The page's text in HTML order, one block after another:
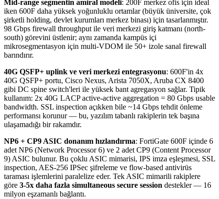
Mid-range segmentin amiral modeli: 200F merkez ofis için ideal
iken 600F daha yüksek yoğunluklu ortamlar (büyük üniversite, çok
şirketli holding, devlet kurumları merkez binası) için tasarlanmıştır.
98 Gbps firewall throughput ile veri merkezi giriş katmanı (north-
south) görevini üstlenir; aynı zamanda kampüs içi
mikrosegmentasyon için multi-VDOM ile 50+ izole sanal firewall
barındırır.
40G QSFP+ uplink ve veri merkezi entegrasyonu: 600F'in 4x
40G QSFP+ portu, Cisco Nexus, Arista 7050X, Aruba CX 8400
gibi DC spine switch'leri ile yüksek bant agregasyon sağlar. Tipik
kullanım: 2x 40G LACP active-active aggregation = 80 Gbps usable
bandwidth. SSL inspection açıkken bile ~14 Gbps tehdit önleme
performansı korunur — bu, yazılım tabanlı rakiplerin tek başına
ulaşamadığı bir rakamdır.
NP6 + CP9 ASIC donanım hızlandırma: FortiGate 600F içinde 6
adet NP6 (Network Processor 6) ve 2 adet CP9 (Content Processor
9) ASIC bulunur. Bu çoklu ASIC mimarisi, IPS imza eşleşmesi, SSL
inspection, AES-256 IPSec şifreleme ve flow-based antivirüs
taraması işlemlerini paralelize eder. Tek ASIC mimarili rakiplere
göre 3-5x daha fazla simultaneous secure session destekler — 16
milyon eşzamanlı bağlantı.